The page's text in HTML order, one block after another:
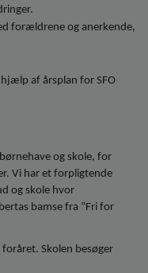
forældrene og anerkende,
af årsplan for SFO
og skole, for
Vi har et forpligtende
og skole hvor
bamse fra ”Fri for
foråret. Skolen besøger